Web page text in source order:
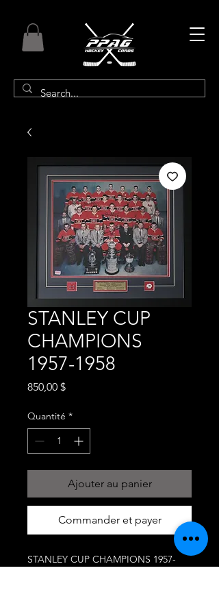
STANLEY CUP
CHAMPIONS
1957-1958
850,00 $Prix
Quantité *
Ajouter au panier
Commander et payer
STANLEY CUP CHAMPIONS 1957-